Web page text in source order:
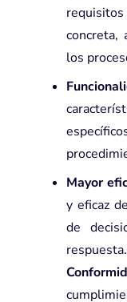
concreta,
los
Mayor
y eficaz
de
respuesta.